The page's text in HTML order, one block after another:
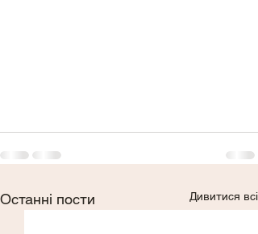
Останні пости Дивитися всі